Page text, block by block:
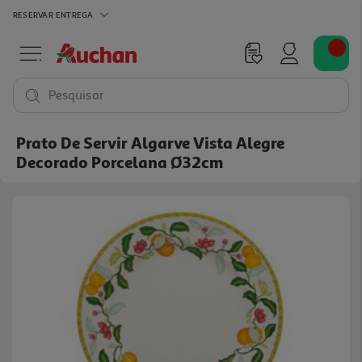
RESERVAR ENTREGA
Pesquisar
Prato De Servir Algarve Vista Alegre
Decorado Porcelana Ø32cm